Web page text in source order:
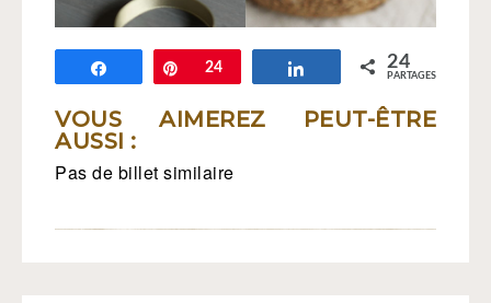
Partagez Épingle
24 Partagez 24
PARTAGES
VOUS AIMEREZ PEUT-ÊTRE
AUSSI :
Pas de billet similaire